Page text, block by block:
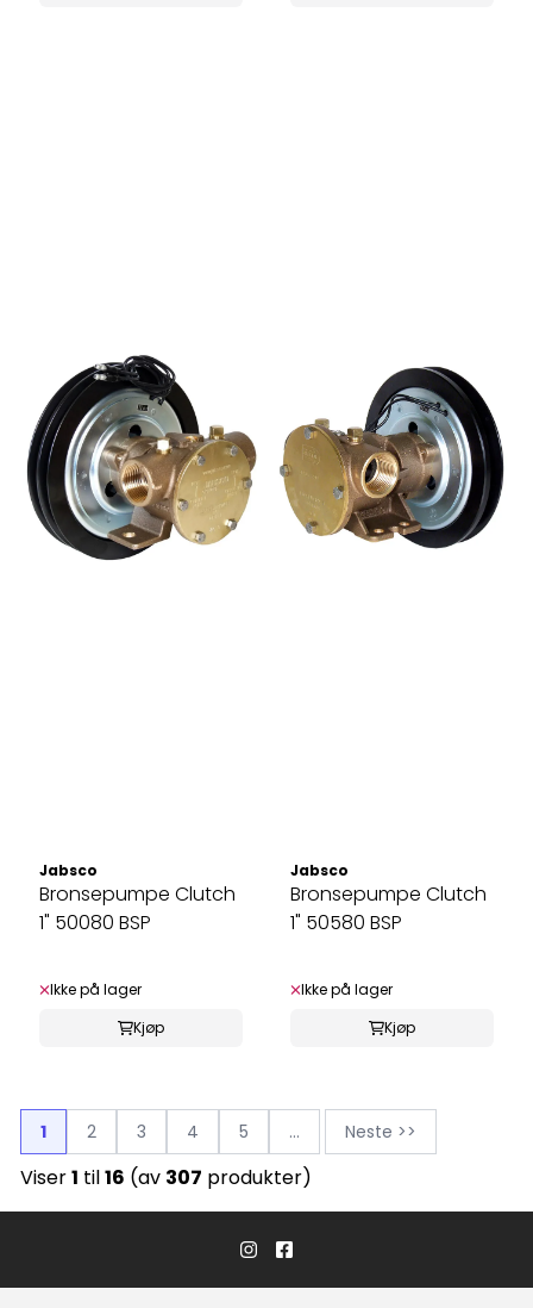
Jabsco
Bronsepumpe Clutch
1" 50080 BSP
Ikke på lager
Kjøp
Jabsco
Bronsepumpe Clutch
1" 50580 BSP
Ikke på lager
Kjøp
1 2 3 4 5 ... Neste >>
Viser1 til16 (av 307 produkter)